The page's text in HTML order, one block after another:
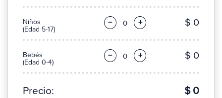
Niños
(Edad 5-17)
− + $ 0
Bebés
(Edad 0-4)
− + $ 0
Precio: $ 0